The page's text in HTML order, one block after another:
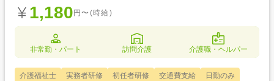
1,180 円〜(時給)
非常勤・パート 訪問介護 介護職・ヘルパー
介護福祉士 実務者研修 初任者研修 交通費支給
日勤のみ